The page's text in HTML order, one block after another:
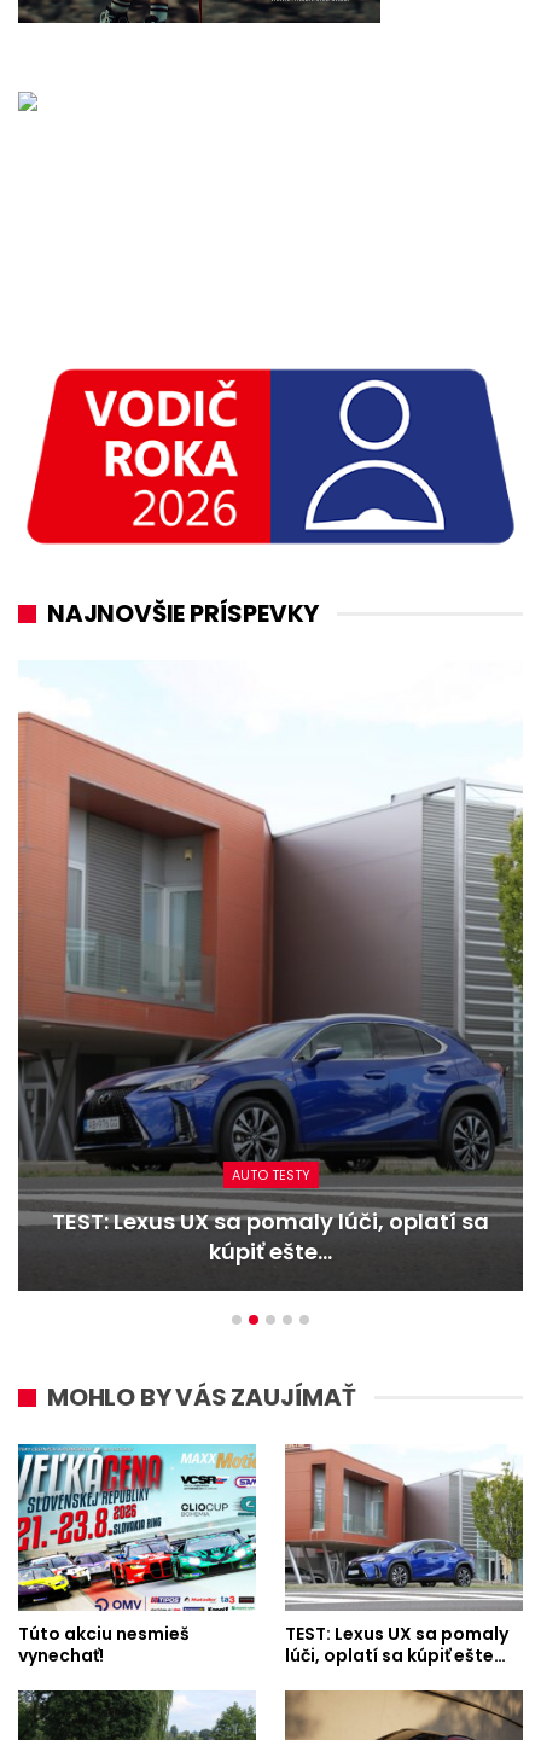
NAJNOVŠIE PRÍSPEVKY
AUTO TESTY
TEST: Dacia Duster hybrid-G 150 4×4 –
Trojitý útok
MOHLO BY VÁS ZAUJÍMAŤ
Túto akciu nesmieš
vynechať!
TEST: Lexus UX sa pomaly
lúči, oplatí sa kúpiť ešte…